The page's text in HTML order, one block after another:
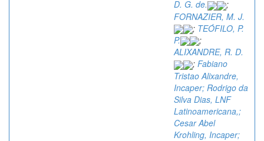
D. G. de.
;
FORNAZIER, M. J.
; TEÓFILO, P.
P.
;
ALIXANDRE, R. D.
; Fabiano
Tristao Alixandre,
Incaper; Rodrigo da
Silva Dias, LNF
Latinoamericana,;
Cesar Abel
Krohling, Incaper;